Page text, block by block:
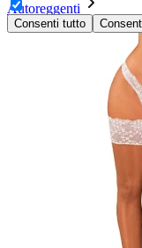
Consenti tutto
Autoreggenti
Calze Al Coscia con